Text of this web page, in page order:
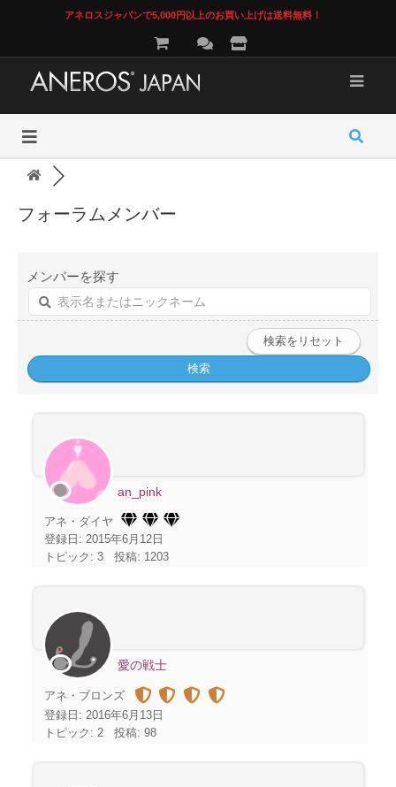
アネロスジャパンで5,000円以上のお買い上げは送料無料！
フォーラムメンバー
メンバーを探す
an_pink
アネ・ダイヤ
登録日: 2015年6月12日
トピック: 3
投稿: 1203
愛の戦士
アネ・ブロンズ
登録日: 2016年6月13日
トピック: 2
投稿: 98